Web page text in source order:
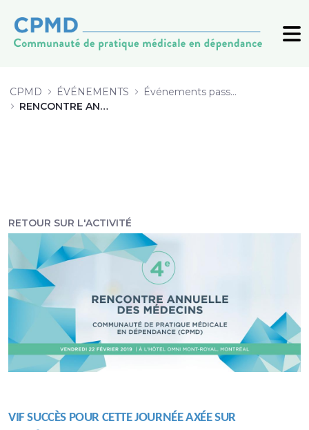
CPMD ÉVÉNEMENTS
Événements passés (archive)
RENCONTRE ANNUELLE 2019
RETOUR SUR L'ACTIVITÉ
VIF SUCCÈS POUR CETTE JOURNÉE AXÉE SUR